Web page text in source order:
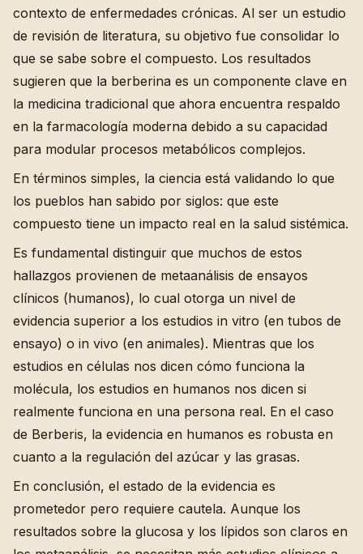
contexto de enfermedades crónicas. Al ser un estudio
de revisión de literatura, su objetivo fue consolidar lo
que se sabe sobre el compuesto. Los resultados
sugieren que la berberina es un componente clave en
la medicina tradicional que ahora encuentra respaldo
en la farmacología moderna debido a su capacidad
para modular procesos metabólicos complejos.
En términos simples, la ciencia está validando lo que
los pueblos han sabido por siglos: que este
compuesto tiene un impacto real en la salud sistémica.
Es fundamental distinguir que muchos de estos
hallazgos provienen de metaanálisis de ensayos
clínicos (humanos), lo cual otorga un nivel de
evidencia superior a los estudios in vitro (en tubos de
ensayo) o in vivo (en animales). Mientras que los
estudios en células nos dicen cómo funciona la
molécula, los estudios en humanos nos dicen si
realmente funciona en una persona real. En el caso
de Berberis, la evidencia en humanos es robusta en
cuanto a la regulación del azúcar y las grasas.
En conclusión, el estado de la evidencia es
prometedor pero requiere cautela. Aunque los
resultados sobre la glucosa y los lípidos son claros en